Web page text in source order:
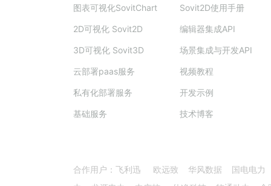
图表可视化SovitChart
2D可视化 Sovit2D
3D可视化 Sovit3D
云部署paas服务
私有化部署服务
基础服务
Sovit2D使用手册
编辑器集成API
场景集成与开发API
视频教程
开发示例
技术博客
合作用户：飞利迅 欧远致 华风数据 国电电